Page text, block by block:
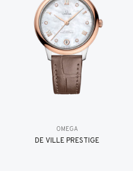
OMEGA
DE VILLE PRESTIGE